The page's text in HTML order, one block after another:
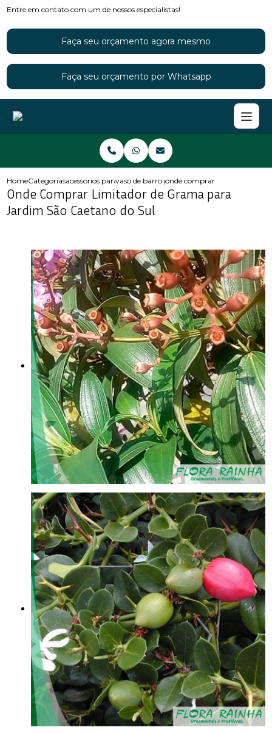
Entre em contato com um de nossos especialistas!
Faça seu orçamento agora mesmo
Faça seu orçamento por Whatsapp
HomeCategoriasacessorios para jardinsvaso de barro para jardimonde comprar limitador de
Onde Comprar Limitador de Grama para
Jardim São Caetano do Sul